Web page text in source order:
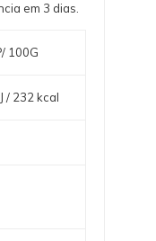
em 3 dias.
100G
/ 232 kcal